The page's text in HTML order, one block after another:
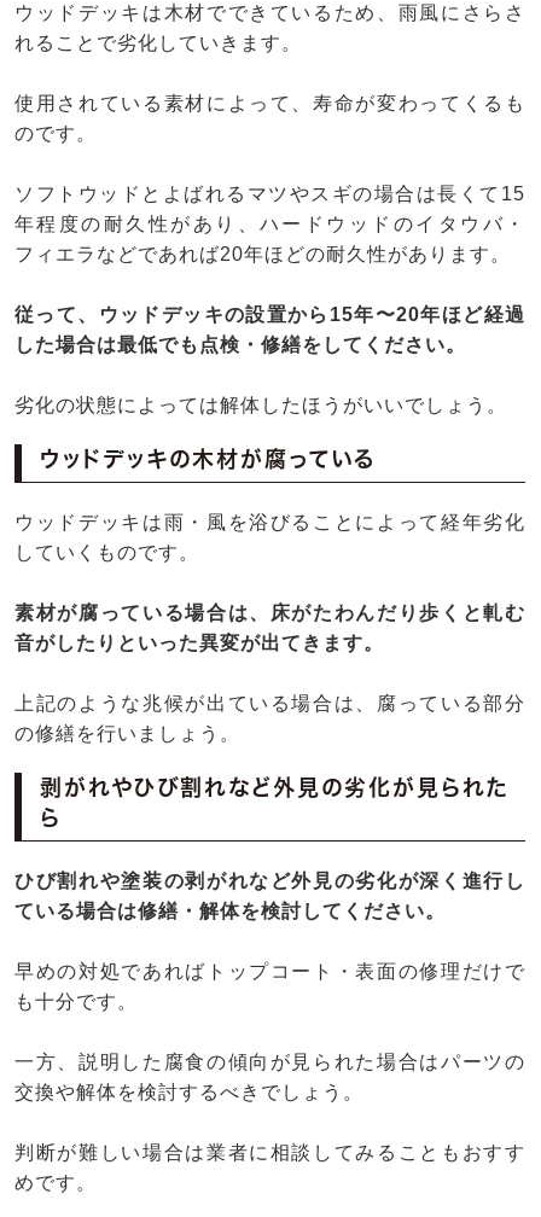
ウッドデッキは木材でできているため、雨風にさらさ
れることで劣化していきます。
使用されている素材によって、寿命が変わってくるも
のです。
ソフトウッドとよばれるマツやスギの場合は長くて15
年程度の耐久性があり、ハードウッドのイタウバ・
フィエラなどであれば20年ほどの耐久性があります。
従って、ウッドデッキの設置から15年〜20年ほど経過
した場合は最低でも点検・修繕をしてください。
劣化の状態によっては解体したほうがいいでしょう。
ウッドデッキの木材が腐っている
ウッドデッキは雨・風を浴びることによって経年劣化
していくものです。
素材が腐っている場合は、床がたわんだり歩くと軋む
音がしたりといった異変が出てきます。
上記のような兆候が出ている場合は、腐っている部分
の修繕を行いましょう。
剥がれやひび割れなど外見の劣化が見られた
ら
ひび割れや塗装の剥がれなど外見の劣化が深く進行し
ている場合は修繕・解体を検討してください。
早めの対処であればトップコート・表面の修理だけで
も十分です。
一方、説明した腐食の傾向が見られた場合はパーツの
交換や解体を検討するべきでしょう。
判断が難しい場合は業者に相談してみることもおすす
めです。